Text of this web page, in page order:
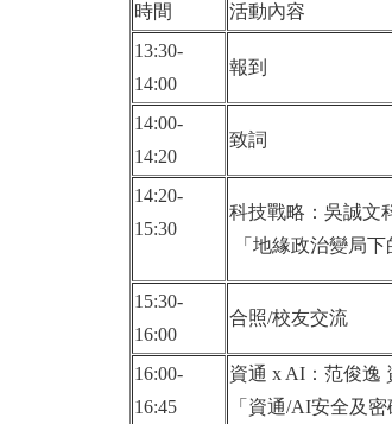
時間
活動內容
13:30-
14:00
報到
14:00-
14:20
致詞
14:20-
15:30
科技戰略：吳誠
「地緣政治變局下
15:30-
16:00
合照/校友交流
16:00-
16:45
資通 x AI
「資通/AI安全及密